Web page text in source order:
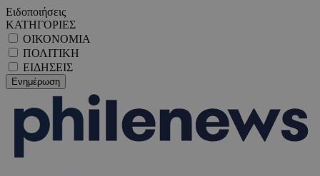
Ειδοποιήσεις
ΚΑΤΗΓΟΡΙΕΣ
ΟΙΚΟΝΟΜΙΑ
ΠΟΛΙΤΙΚΗ
ΕΙΔΗΣΕΙΣ